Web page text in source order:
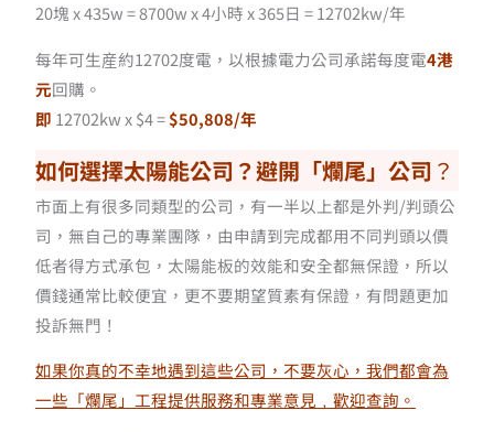
20塊 x 435w = 8700w x 4小時 x 365日 = 12702kw/年
每年可生産約12702度電，以根據電力公司承諾每度電4港
元回購。
即 12702kw x $4 =$50,808/年
如何選擇太陽能公司？避開「爛尾」公司 ？
市面上有很多同類型的公司，有一半以上都是外判/判頭公
司，無自己的專業團隊，由申請到完成都用不同判頭以價
低者得方式承包，太陽能板的效能和安全都無保證，所以
價錢通常比較便宜，更不要期望質素有保證，有問題更加
投訴無門！
如果你真的不幸地遇到這些公司，不要灰心，我們都會為
一些「爛尾」工程提供服務和專業意見﹐歡迎查詢。